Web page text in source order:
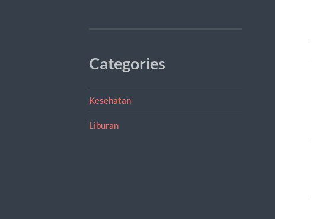
Categories
Kesehatan
Liburan